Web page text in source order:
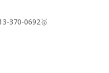
370-0692🥇